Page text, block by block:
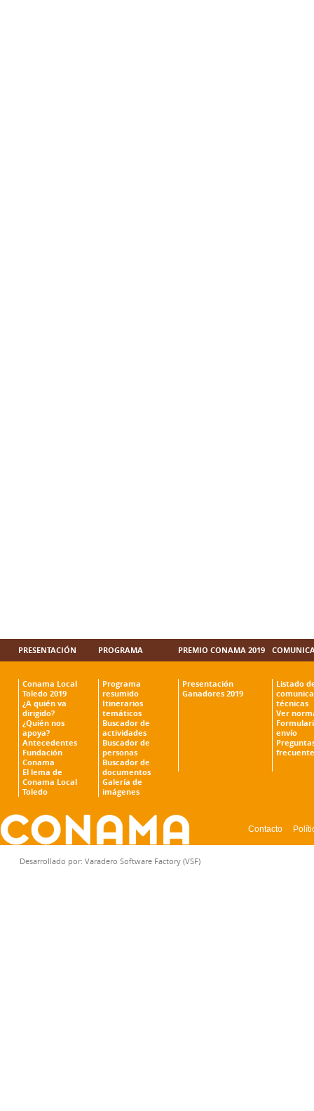
PRESENTACIÓN
Conama Local
Toledo 2019
¿A quién va
dirigido?
¿Quién nos
apoya?
Antecedentes
Fundación
Conama
El lema de
Conama Local
Toledo
PROGRAMA
Programa
resumido
Itinerarios
temáticos
Buscador de
actividades
Buscador de
personas
Buscador de
documentos
Galería de
imágenes
PREMIO CONAMA 2019
Presentación
Ganadores 2019
Listado
técnicas
Ver
envío
Contacto
Desarrollado por: Varadero Software Factory (VSF)
CONFIGURACIÓN DE COOKIES